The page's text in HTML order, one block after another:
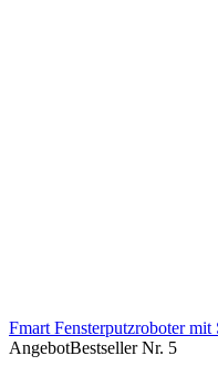
Fmart Fensterputzroboter
AngebotBestseller Nr. 5